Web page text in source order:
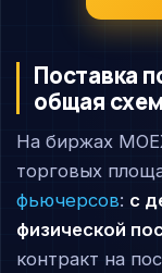
Поставка
общая
На биржах
торговых
фьючерсов: с
физической
контракт на